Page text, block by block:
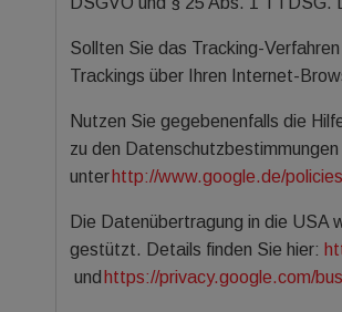
Sollten Sie das Tracking-
Trackings über Ihren Internet-
Nutzen Sie gegebenenfalls die
zu den
unter http://www.google.de/
Die Datenübertragung in die USA
gestützt. Details finden Sie hier:
und https://privacy.google.com/